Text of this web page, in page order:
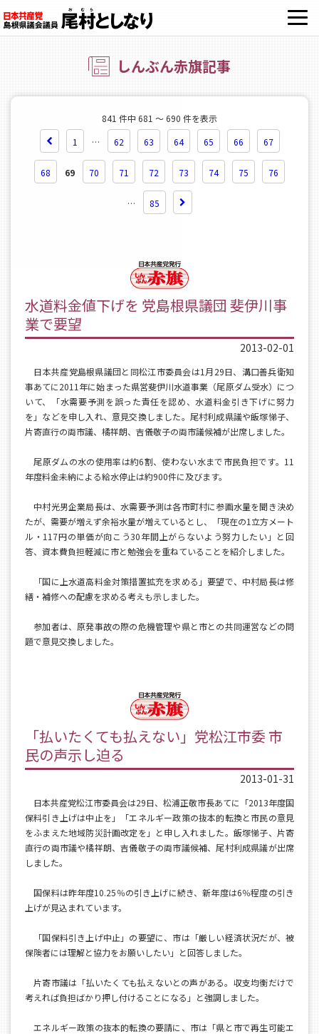
しんぶん赤旗記事
841 件中 681 ～ 690 件を表示
1
… 62 63 64 65 66 67
68 69 70 71 72 73 74 75 76
… 85
水道料金値下げを 党島根県議団 斐伊川事
業で要望
2013-02-01
日本共産党島根県議団と同松江市委員会は1月29日、溝口善兵衛知
事あてに2011年に始まった県営斐伊川水道事業（尾原ダム受水）につ
いて、「水需要予測を誤った責任を認め、水道料金引き下げに努力
を」などを申し入れ、意見交換しました。尾村利成県議や飯塚悌子、
片寄直行の両市議、橘祥朗、吉儀敬子の両市議候補が出席しました。
尾原ダムの水の使用率は約6割、使わない水まで市民負担です。11
年度料金未納による給水停止は約900件に及びます。
中村光男企業局長は、水需要予測は各市町村に参画水量を聞き決め
たが、需要が増えず余裕水量が増えているとし、「現在の1立方メート
ル・117円の単価が向こう30年間上がらないよう努力したい」と回
答、資本費負担軽減に市と勉強会を重ねていることを紹介しました。
「国に上水道高料金対策措置拡充を求める」要望で、中村局長は修
繕・補修への配慮を求める考えも示しました。
参加者は、原発事故の際の危機管理や県と市との共同運営などの問
題で意見交換しました。
「払いたくても払えない」党松江市委 市
民の声示し迫る
2013-01-31
日本共産党松江市委員会は29日、松浦正敬市長あてに「2013年度国
保料引き上げは中止を」「エネルギー政策の抜本的転換と市民の意見
をふまえた地域防災計画改定を」と申し入れました。飯塚悌子、片寄
直行の両市議や橘祥朗、吉儀敬子の両市議候補、尾村利成県議が出席
しました。
国保料は昨年度10.25％の引き上げに続き、新年度は6％程度の引き
上げが見込まれています。
「国保料引き上げ中止」の要望に、市は「厳しい経済状況だが、被
保険者には理解と協力をお願いしたい」と回答しました。
片寄市議は「払いたくても払えないとの声がある。収支均衡だけで
考えれば負担ばかり押し付けることになる」と強調しました。
エネルギー政策の抜本的転換の要請に、市は「県と市で再生可能エ